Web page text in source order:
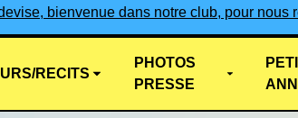
bienvenue dans notre club, pour nous
RECITS
PHOTOS
PRESSE